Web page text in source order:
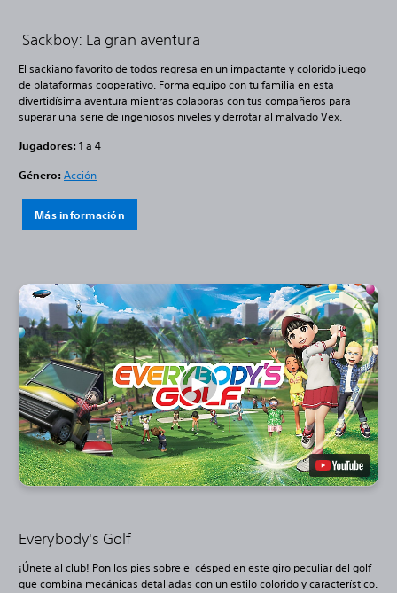
Sackboy: La gran aventura
El sackiano favorito de todos regresa en un impactante y colorido juego
de plataformas cooperativo. Forma equipo con tu familia en esta
divertidísima aventura mientras colaboras con tus compañeros para
superar una serie de ingeniosos niveles y derrotar al malvado Vex.
Jugadores: 1 a 4
Género: Acción
Más información
Everybody's Golf
¡Únete al club! Pon los pies sobre el césped en este giro peculiar del golf
que combina mecánicas detalladas con un estilo colorido y característico.